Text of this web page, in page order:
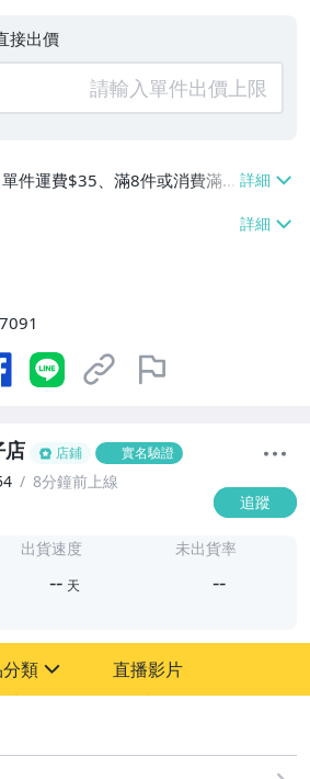
接出價
件運費$35、滿8件或消費滿
】
店 店鋪 實名驗證
8分鐘前上線
追蹤
出貨速度
-- 天
未出貨率
--
類 直播影片